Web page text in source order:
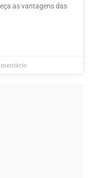
as vantagens das